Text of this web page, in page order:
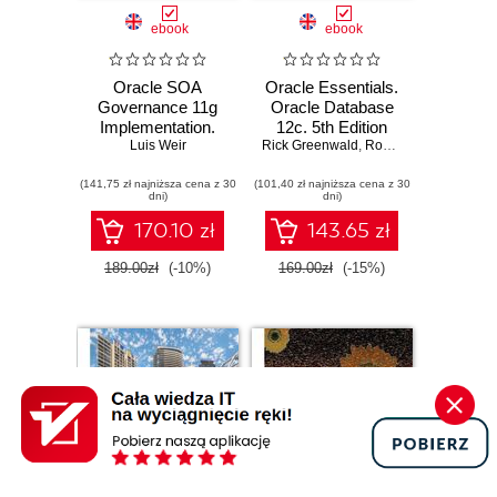
ebook
Oracle SOA
Governance 11g
Implementation.
Successfully
governance using
Oracle SOA
Governance Suite
11g with the help of
practical examples
book and
Luis Weir
(141,75 zł najniższa cena z 30
dni)
170.10 zł
189.00zł (-10%)
ebook
Oracle Essentials.
Oracle Database
12c. 5th Edition
Rick Greenwald , Robert Stackowiak
(101,40 zł najniższa cena z 30
dni)
143.65 zł
169.00zł (-15%)